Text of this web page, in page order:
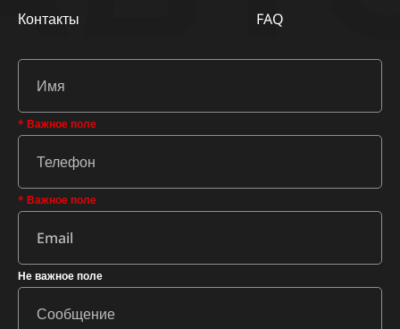
Контакты
FAQ
* Важное поле
* Важное поле
Не важное поле